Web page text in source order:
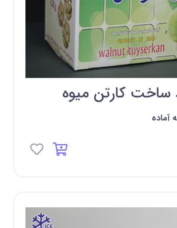
کارتن میوه